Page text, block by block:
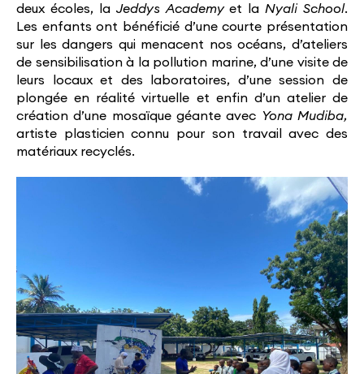
deux écoles, la Jeddys Academyet laNyali School.
Les enfants ont bénéficié d’une courte présentation
sur les dangers qui menacent nos océans, d’ateliers
de sensibilisation à la pollution marine, d’une visite de
leurs locaux et des laboratoires, d’une session de
plongée en réalité virtuelle et enfin d’un atelier de
création d’une mosaïque géante avec Yona Mudiba,
artiste plasticien connu pour son travail avec des
matériaux recyclés.